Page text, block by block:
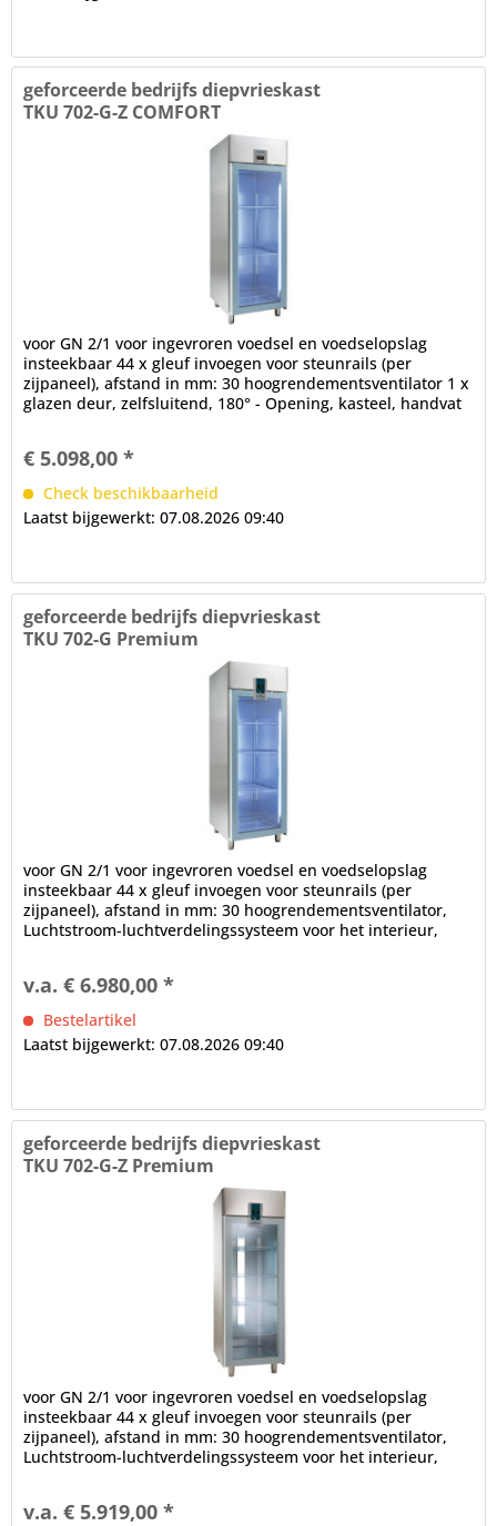
geforceerde bedrijfs diepvrieskast
TKU 702-G-Z COMFORT
voor GN 2/1 voor ingevroren voedsel en voedselopslag
insteekbaar 44 x gleuf invoegen voor steunrails (per
zijpaneel), afstand in mm: 30 hoogrendementsventilator 1 x
glazen deur, zelfsluitend, 180° - Opening, kasteel, handvat
€ 5.098,00 *
Check beschikbaarheid
Laatst bijgewerkt: 07.08.2026 09:40
geforceerde bedrijfs diepvrieskast
TKU 702-G Premium
voor GN 2/1 voor ingevroren voedsel en voedselopslag
insteekbaar 44 x gleuf invoegen voor steunrails (per
zijpaneel), afstand in mm: 30 hoogrendementsventilator,
Luchtstroom-luchtverdelingssysteem voor het interieur,
v.a. € 6.980,00 *
Bestelartikel
Laatst bijgewerkt: 07.08.2026 09:40
geforceerde bedrijfs diepvrieskast
TKU 702-G-Z Premium
voor GN 2/1 voor ingevroren voedsel en voedselopslag
insteekbaar 44 x gleuf invoegen voor steunrails (per
zijpaneel), afstand in mm: 30 hoogrendementsventilator,
Luchtstroom-luchtverdelingssysteem voor het interieur,
v.a. € 5.919,00 *